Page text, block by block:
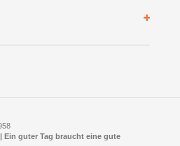
Onlineartikel.
Ein guter Tag braucht eine gute